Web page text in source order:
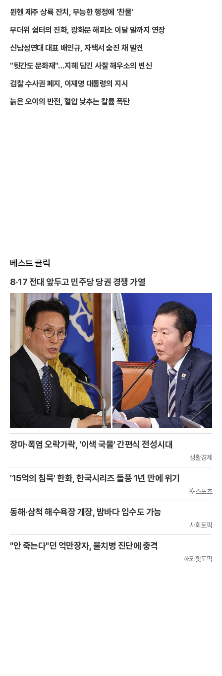
뮌헨 제주 상륙 잔치, 무능한 행정에 '찬물'
무더위 쉼터의 진화, 광화문 해피소 이달 말까지 연장
신남성연대 대표 배인규, 자택서 숨진 채 발견
"뒷간도 문화재"…지혜 담긴 사찰 해우소의 변신
검찰 수사권 폐지, 이재명 대통령의 지시
늙은 오이의 반전, 혈압 낮추는 칼륨 폭탄
베스트 클릭
8·17 전대 앞두고 민주당 당권 경쟁 가열
장마·폭염 오락가락, '이색 국물' 간편식 전성시대
생활경제
'15억의 침묵' 한화, 한국시리즈 돌풍 1년 만에 위기
K-스포츠
동해·삼척 해수욕장 개장, 밤바다 입수도 가능
사회토픽
"안 죽는다"던 억만장자, 불치병 진단에 충격
해외핫토픽